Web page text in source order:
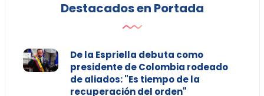
Destacados en Portada
De la Espriella debuta como
presidente de Colombia rodeado
de aliados: "Es tiempo de la
recuperación del orden"